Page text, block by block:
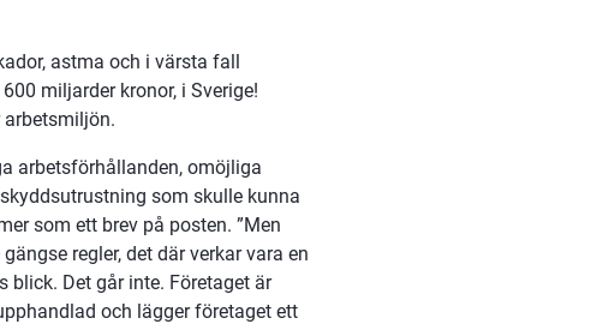
astma och i värsta fall
miljarder kronor, i Sverige!
arbetsförhållanden, omöjliga
som skulle kunna
som ett brev på posten. ”Men
regler, det där verkar vara en
blick. Det går inte. Företaget är
och lägger företaget ett